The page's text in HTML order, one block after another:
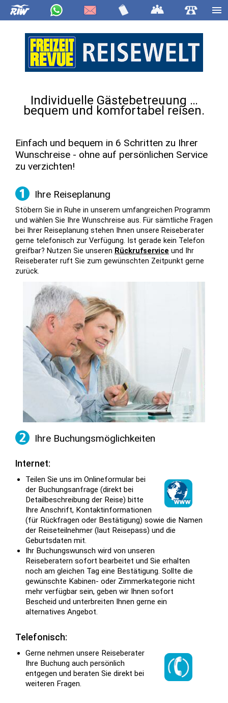
Individuelle Gästebetreuung …
bequem und komfortabel reisen.
Einfach und bequem in 6 Schritten zu Ihrer
Wunschreise - ohne auf persönlichen Service
zu verzichten!
Ihre Reiseplanung
Stöbern Sie in Ruhe in unserem umfangreichen Programm
und wählen Sie Ihre Wunschreise aus. Für sämtliche Fragen
bei Ihrer Reiseplanung stehen Ihnen unsere Reiseberater
gerne telefonisch zur Verfügung. Ist gerade kein Telefon
greifbar? Nutzen Sie unseren Rückrufservice und Ihr
Reiseberater ruft Sie zum gewünschten Zeitpunkt gerne
zurück.
Ihre Buchungsmöglichkeiten
Internet:
Teilen Sie uns im Onlineformular bei
der Buchungsanfrage (direkt bei
Detailbeschreibung der Reise) bitte
Ihre Anschrift, Kontaktinformationen
(für Rückfragen oder Bestätigung) sowie die Namen
der Reiseteilnehmer (laut Reisepass) und die
Geburtsdaten mit.
Ihr Buchungswunsch wird von unseren
Reiseberatern sofort bearbeitet und Sie erhalten
noch am gleichen Tag eine Bestätigung. Sollte die
gewünschte Kabinen- oder Zimmerkategorie nicht
mehr verfügbar sein, geben wir Ihnen sofort
Bescheid und unterbreiten Ihnen gerne ein
alternatives Angebot.
Telefonisch:
Gerne nehmen unsere Reiseberater
Ihre Buchung auch persönlich
entgegen und beraten Sie direkt bei
weiteren Fragen.